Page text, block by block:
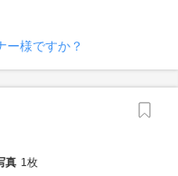
ー様ですか？
真 1枚